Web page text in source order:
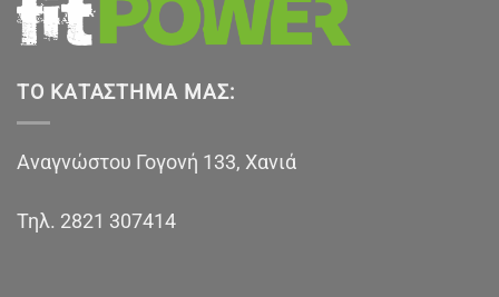
ΤΟ ΚΑΤΆΣΤΗΜΑ ΜΑΣ:
Αναγνώστου Γογονή 133, Χανιά
Τηλ. 2821 307414